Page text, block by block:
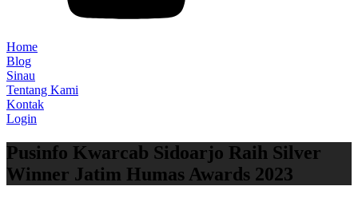
Home
Blog
Sinau
Tentang Kami
Kontak
Login
Pusinfo Kwarcab Sidoarjo Raih Silver
Winner Jatim Humas Awards 2023